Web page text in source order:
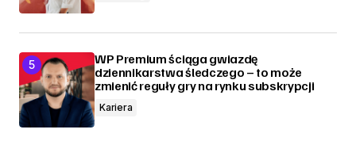
WP Premium ściąga gwiazdę
dziennikarstwa śledczego – to może
zmienić reguły gry na rynku subskrypcji
Kariera